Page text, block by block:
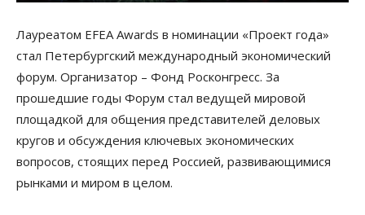
Лауреатом EFEA Awards в номинации «Проект года»
стал Петербургский международный экономический
форум. Организатор – Фонд Росконгресс. За
прошедшие годы Форум стал ведущей мировой
площадкой для общения представителей деловых
кругов и обсуждения ключевых экономических
вопросов, стоящих перед Россией, развивающимися
рынками и миром в целом.